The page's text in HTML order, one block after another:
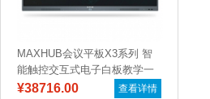
MAXHUB会议平板X3系列 智
能触控交互式电子白板教学一
体机远...
¥38716.00 查看详情